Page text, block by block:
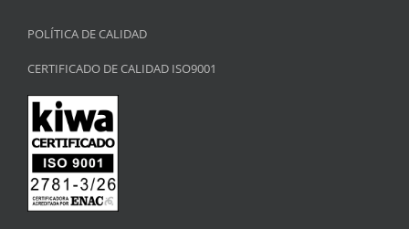
POLÍTICA DE CALIDAD
CERTIFICADO DE CALIDAD ISO9001